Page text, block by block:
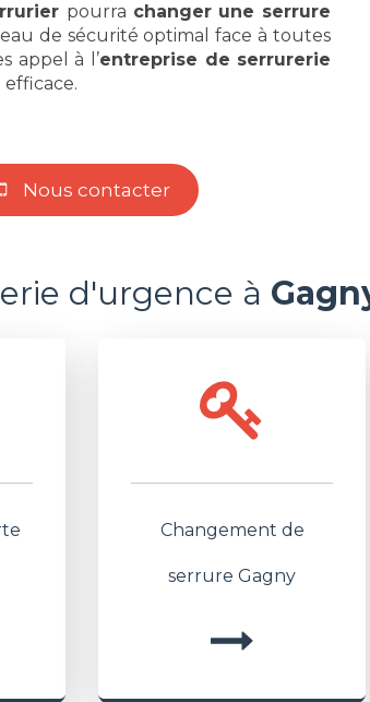
pourra changer une serrure
de sécurité optimal face à toutes
appel à l’entreprise de serrurerie
efficace.
Nous contacter
d'urgence à
Changement de
serrure Gagny